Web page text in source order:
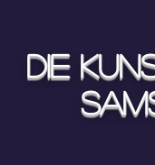
Die